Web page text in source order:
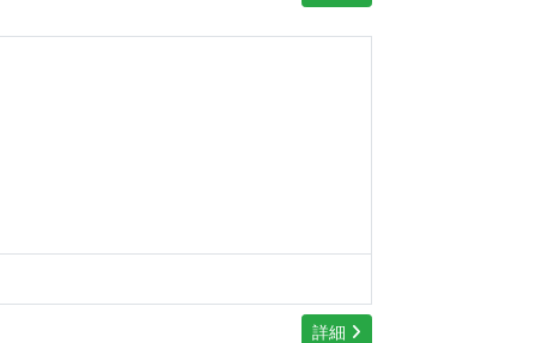
詳細